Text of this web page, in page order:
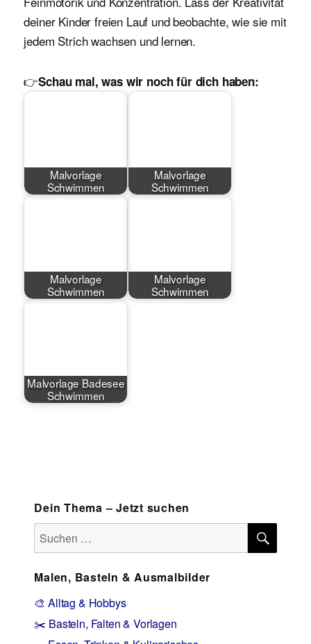
deiner Kinder freien Lauf und beobachte, wie sie mit
jedem Strich wachsen und lernen.
👉Schau mal, was wir noch für dich haben:
Malvorlage
Schwimmen
Malvorlage
Schwimmen
Malvorlage
Schwimmen
Malvorlage
Schwimmen
Malvorlage Badesee
Schwimmen
Dein Thema – Jetzt suchen
Suchen
nach:
Malen, Basteln & Ausmalbilder
🎨 Alltag & Hobbys
✂️ Basteln, Falten & Vorlagen